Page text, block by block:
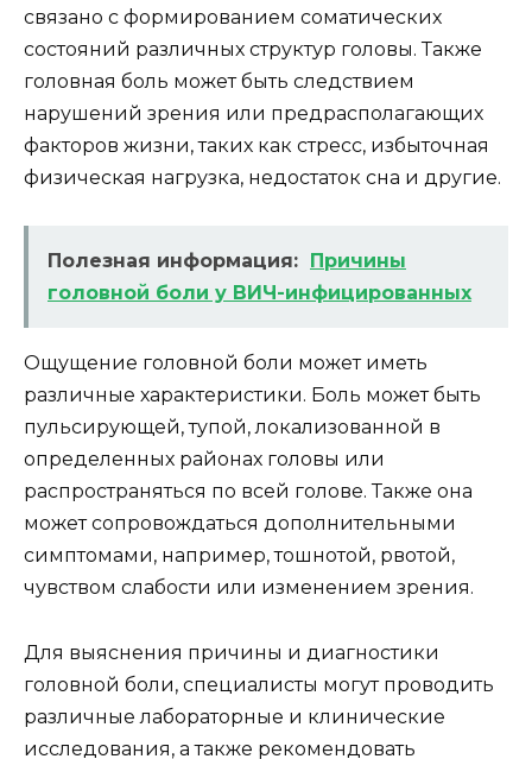
связано с формированием соматических
состояний различных структур головы. Также
головная боль может быть следствием
нарушений зрения или предрасполагающих
факторов жизни, таких как стресс, избыточная
физическая нагрузка, недостаток сна и другие.
Полезная информация:
Причины
головной боли у ВИЧ-инфицированных
Ощущение головной боли может иметь
различные характеристики. Боль может быть
пульсирующей, тупой, локализованной в
определенных районах головы или
распространяться по всей голове. Также она
может сопровождаться дополнительными
симптомами, например, тошнотой, рвотой,
чувством слабости или изменением зрения.
Для выяснения причины и диагностики
головной боли, специалисты могут проводить
различные лабораторные и клинические
исследования, а также рекомендовать